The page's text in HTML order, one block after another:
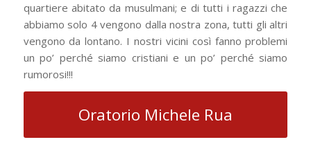
quartiere abitato da musulmani; e di tutti i ragazzi che
abbiamo solo 4 vengono dalla nostra zona, tutti gli altri
vengono da lontano. I nostri vicini così fanno problemi
un po’ perché siamo cristiani e un po’ perché siamo
rumorosi!!!
Oratorio Michele Rua